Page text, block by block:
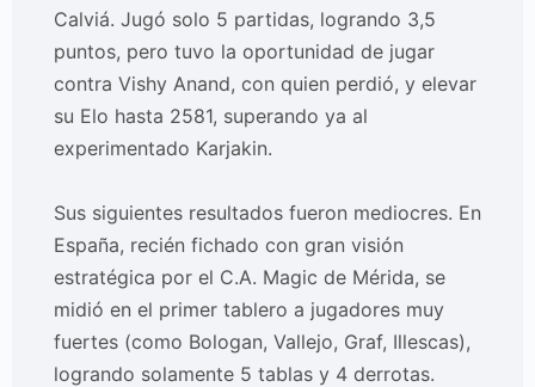
Calviá. Jugó solo 5 partidas, logrando 3,5
puntos, pero tuvo la oportunidad de jugar
contra Vishy Anand, con quien perdió, y elevar
su Elo hasta 2581, superando ya al
experimentado Karjakin.
Sus siguientes resultados fueron mediocres. En
España, recién fichado con gran visión
estratégica por el C.A. Magic de Mérida, se
midió en el primer tablero a jugadores muy
fuertes (como Bologan, Vallejo, Graf, Illescas),
logrando solamente 5 tablas y 4 derrotas.